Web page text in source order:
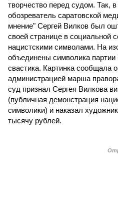
творчество перед судом. Так,
обозреватель саратовской
мнение" Сергей Вилков был
своей странице в социальной
нацистскими символами. На
объединены символика
свастика. Картинка сообщала
администрацией марша
суд признал Сергея Вилкова
(публичная демонстрация
символики) и наказал
тысячу рублей.